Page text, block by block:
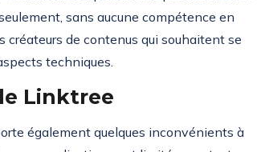
sans aucune compétence en
créateurs de contenus qui souhaitent se
techniques.
Linktree
également quelques inconvénients à